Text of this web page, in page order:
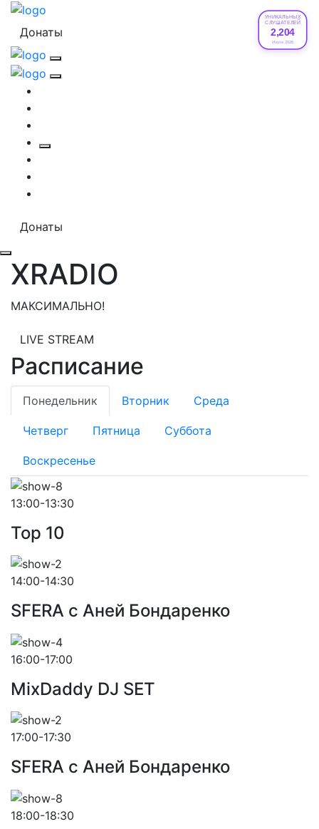
УНИКАЛЬНЫХ
СЛУШАТЕЛЕЙ
2,204
Июле 2026
Донаты
Донаты
XRADIO
МАКСИМАЛЬНО!
LIVE STREAM
Расписание
Понедельник Вторник Среда
Четверг Пятница Суббота
Воскресенье
13:00-13:30
Top 10
14:00-14:30
SFERA с Аней Бондаренко
16:00-17:00
MixDaddy DJ SET
17:00-17:30
SFERA с Аней Бондаренко
18:00-18:30